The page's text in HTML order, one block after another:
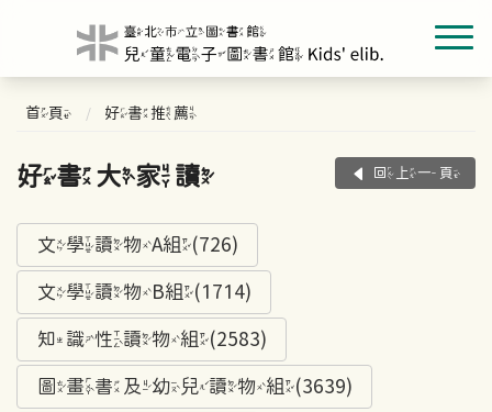
首頁 好書推薦
好書大家讀 回上一頁
文學讀物A組(726)
文學讀物B組(1714)
知識性讀物組(2583)
圖畫書及幼兒讀物組(3639)